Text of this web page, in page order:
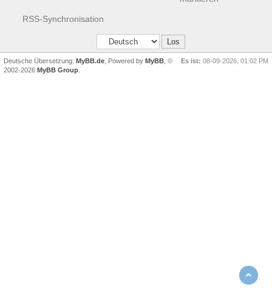
RSS-Synchronisation
Es ist: 08-09-2026, 01:02 PM
Deutsche Übersetzung: MyBB.de , Powered by MyBB , ©
2002-2026 MyBB Group